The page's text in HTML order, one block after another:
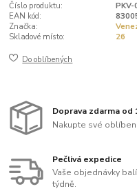
Číslo produktu:
EAN kód:
Značka:
Skladové místo:
26
Do oblíbených
Doprava zdarma od
Nakupte své
Pečlivá expedice
Vaše objednávky
týdně.